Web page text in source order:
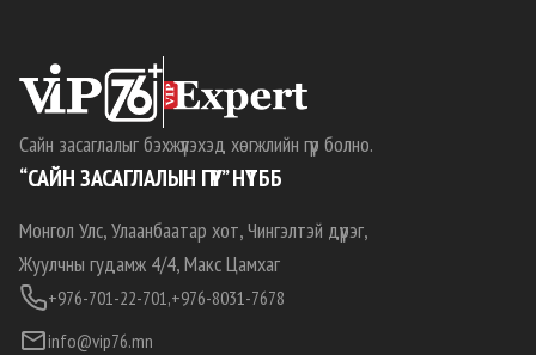
Сайн засаглалыг бэхжүүлэхэд хөгжлийн гүүр болно.
“САЙН ЗАСАГЛАЛЫН ГҮҮР” НҮТББ
Монгол Улс, Улаанбаатар хот, Чингэлтэй дүүрэг,
Жуулчны гудамж 4/4, Макс Цамхаг
+976-701-22-701,+976-8031-7678
info@vip76.mn